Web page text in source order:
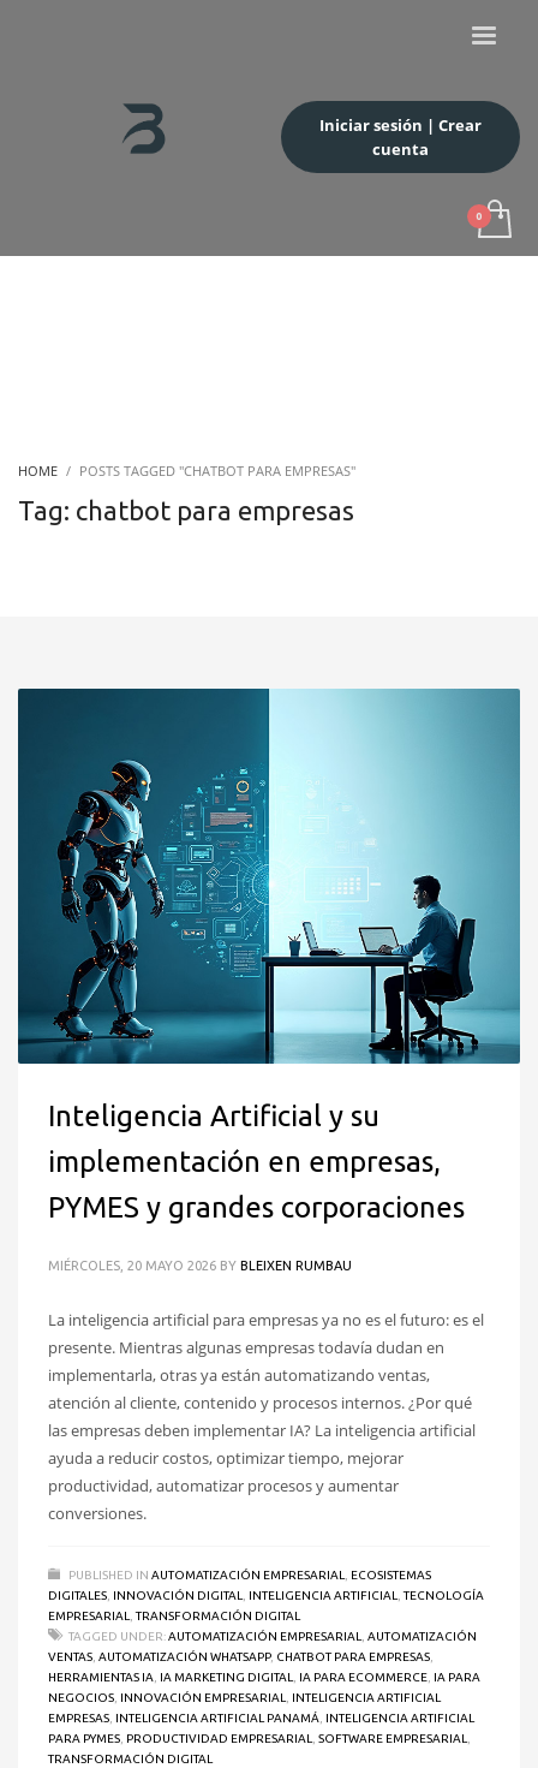
Iniciar sesión | Crear
cuenta
HOME POSTS TAGGED "CHATBOT PARA EMPRESAS"
Tag: chatbot para empresas
Inteligencia Artificial y su
implementación en empresas,
PYMES y grandes corporaciones
MIÉRCOLES, 20 MAYO 2026 BY BLEIXEN RUMBAU
La inteligencia artificial para empresas ya no es el futuro: es el
presente. Mientras algunas empresas todavía dudan en
implementarla, otras ya están automatizando ventas,
atención al cliente, contenido y procesos internos. ¿Por qué
las empresas deben implementar IA? La inteligencia artificial
ayuda a reducir costos, optimizar tiempo, mejorar
productividad, automatizar procesos y aumentar
conversiones.
PUBLISHED IN AUTOMATIZACIÓN EMPRESARIAL, ECOSISTEMAS
DIGITALES, INNOVACIÓN DIGITAL, INTELIGENCIA ARTIFICIAL,TECNOLOGÍA
EMPRESARIAL,TRANSFORMACIÓN DIGITAL
TAGGED UNDER:AUTOMATIZACIÓN EMPRESARIAL, AUTOMATIZACIÓN
VENTAS, AUTOMATIZACIÓN WHATSAPP, CHATBOT PARA EMPRESAS,
HERRAMIENTAS IA, IA MARKETING DIGITAL, IA PARA ECOMMERCE, IA PARA
NEGOCIOS, INNOVACIÓN EMPRESARIAL,
INTELIGENCIA ARTIFICIAL
EMPRESAS, INTELIGENCIA ARTIFICIAL PANAMÁ,
INTELIGENCIA ARTIFICIAL
PARA PYMES, PRODUCTIVIDAD EMPRESARIAL, SOFTWARE EMPRESARIAL,
TRANSFORMACIÓN DIGITAL